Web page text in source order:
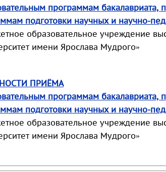
программам бакалавриата,
подготовки научных и научно-
образовательное учреждение
имени Ярослава Мудрого»
ПРИЁМА
программам бакалавриата,
подготовки научных и научно-
образовательное учреждение
имени Ярослава Мудрого»